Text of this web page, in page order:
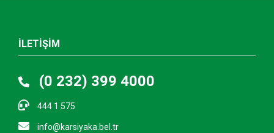
İLETİŞİM
(0 232) 399 4000
444 1 575
info@karsiyaka.bel.tr